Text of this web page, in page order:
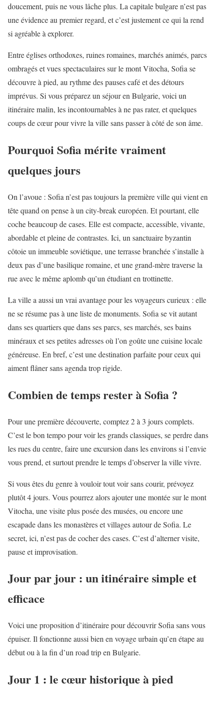
doucement, puis ne vous lâche plus. La capitale bulgare n’est pas
une évidence au premier regard, et c’est justement ce qui la rend
si agréable à explorer.
Entre églises orthodoxes, ruines romaines, marchés animés, parcs
ombragés et vues spectaculaires sur le mont Vitocha, Sofia se
découvre à pied, au rythme des pauses café et des détours
imprévus. Si vous préparez un séjour en Bulgarie, voici un
itinéraire malin, les incontournables à ne pas rater, et quelques
coups de cœur pour vivre la ville sans passer à côté de son âme.
Pourquoi Sofia mérite vraiment
quelques jours
On l’avoue : Sofia n’est pas toujours la première ville qui vient en
tête quand on pense à un city-break européen. Et pourtant, elle
coche beaucoup de cases. Elle est compacte, accessible, vivante,
abordable et pleine de contrastes. Ici, un sanctuaire byzantin
côtoie un immeuble soviétique, une terrasse branchée s’installe à
deux pas d’une basilique romaine, et une grand-mère traverse la
rue avec le même aplomb qu’un étudiant en trottinette.
La ville a aussi un vrai avantage pour les voyageurs curieux : elle
ne se résume pas à une liste de monuments. Sofia se vit autant
dans ses quartiers que dans ses parcs, ses marchés, ses bains
minéraux et ses petites adresses où l’on goûte une cuisine locale
généreuse. En bref, c’est une destination parfaite pour ceux qui
aiment flâner sans agenda trop rigide.
Combien de temps rester à Sofia ?
Pour une première découverte, comptez 2 à 3 jours complets.
C’est le bon tempo pour voir les grands classiques, se perdre dans
les rues du centre, faire une excursion dans les environs si l’envie
vous prend, et surtout prendre le temps d’observer la ville vivre.
Si vous êtes du genre à vouloir tout voir sans courir, prévoyez
plutôt 4 jours. Vous pourrez alors ajouter une montée sur le mont
Vitocha, une visite plus posée des musées, ou encore une
escapade dans les monastères et villages autour de Sofia. Le
secret, ici, n’est pas de cocher des cases. C’est d’alterner visite,
pause et improvisation.
Jour par jour : un itinéraire simple et
efficace
Voici une proposition d’itinéraire pour découvrir Sofia sans vous
épuiser. Il fonctionne aussi bien en voyage urbain qu’en étape au
début ou à la fin d’un road trip en Bulgarie.
Jour 1 : le cœur historique à pied